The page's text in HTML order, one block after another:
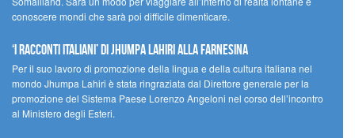
conoscere mondi che sarà poi difficile dimenticare.
‘I racconti italiani’ di Jhumpa Lahiri alla Farnesina
Per il suo lavoro di promozione della lingua e della cultura italiana nel
mondo Jhumpa Lahiri è stata ringraziata dal Direttore generale per la
promozione del Sistema Paese Lorenzo Angeloni nel corso dell’incontro
al Ministero degli Esteri.